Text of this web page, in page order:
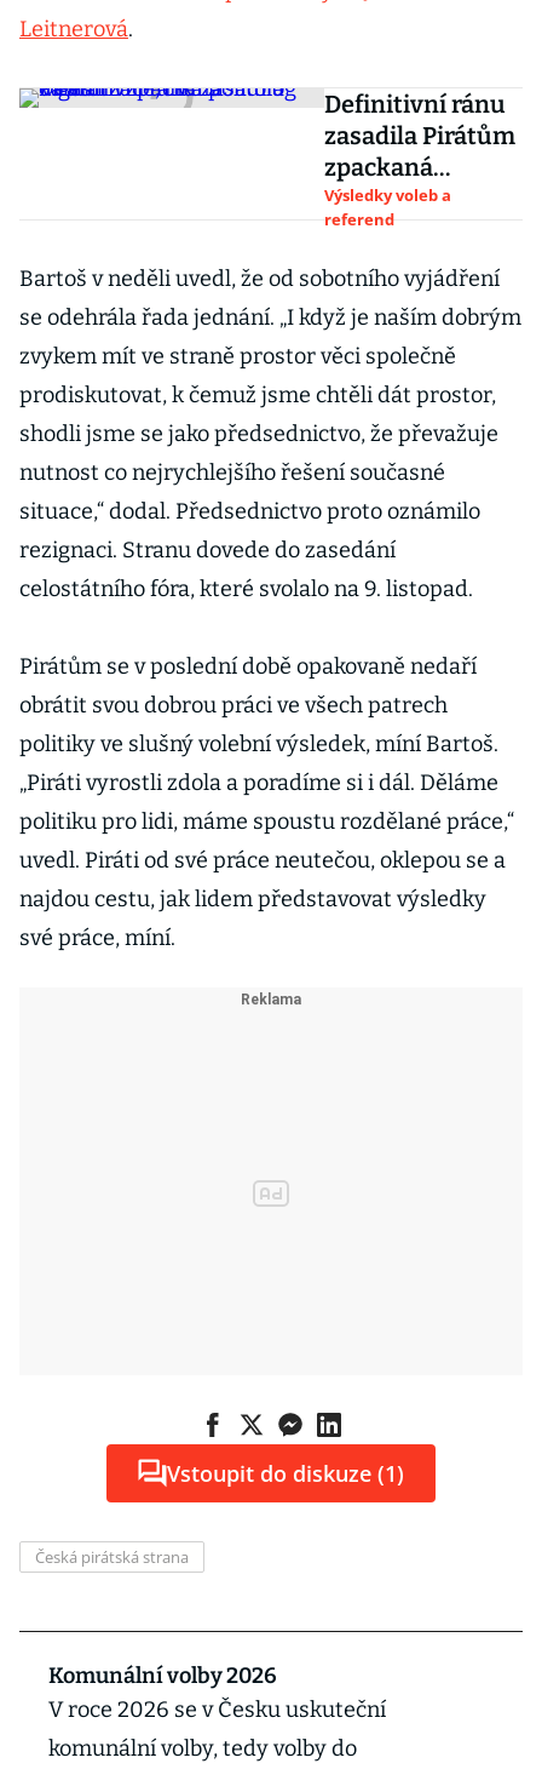
Leitnerová.
Definitivní ránu
zasadila Pirátům
zpackaná
digitalizace, říká
politolog Valeš
Výsledky voleb a
referend
Bartoš v neděli uvedl, že od sobotního vyjádření
se odehrála řada jednání. „I když je naším dobrým
zvykem mít ve straně prostor věci společně
prodiskutovat, k čemuž jsme chtěli dát prostor,
shodli jsme se jako předsednictvo, že převažuje
nutnost co nejrychlejšího řešení současné
situace,“ dodal. Předsednictvo proto oznámilo
rezignaci. Stranu dovede do zasedání
celostátního fóra, které svolalo na 9. listopad.
Pirátům se v poslední době opakovaně nedaří
obrátit svou dobrou práci ve všech patrech
politiky ve slušný volební výsledek, míní Bartoš.
„Piráti vyrostli zdola a poradíme si i dál. Děláme
politiku pro lidi, máme spoustu rozdělané práce,“
uvedl. Piráti od své práce neutečou, oklepou se a
najdou cestu, jak lidem představovat výsledky
své práce, míní.
Vstoupit do diskuze (1)
Česká pirátská strana
Komunální volby 2026
V roce 2026 se v Česku uskuteční
komunální volby, tedy volby do